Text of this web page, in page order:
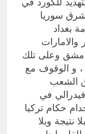
شرق سوريا
بغداد
دمشق وعلى تلك
و الوقوف مع
الشعب
في
حكام تركيا
نتيجة وبلا